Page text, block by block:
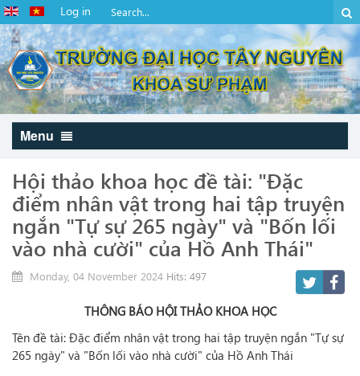
Log in
Menu
Hội thảo khoa học đề tài: "Đặc
điểm nhân vật trong hai tập truyện
ngắn "Tự sự 265 ngày" và "Bốn lối
vào nhà cười" của Hồ Anh Thái"
Monday, 04 November 2024 Hits: 497
THÔNG BÁO HỘI THẢO KHOA HỌC
Tên đề tài: Đặc điểm nhân vật trong hai tập truyện ngắn "Tự sự
265 ngày" và "Bốn lối vào nhà cười" của Hồ Anh Thái